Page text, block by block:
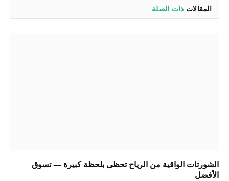
المقالات ذات الصلة
الشورتات الواقية من الرياح تحظى بلحظة كبيرة — تسوق
الأفضل